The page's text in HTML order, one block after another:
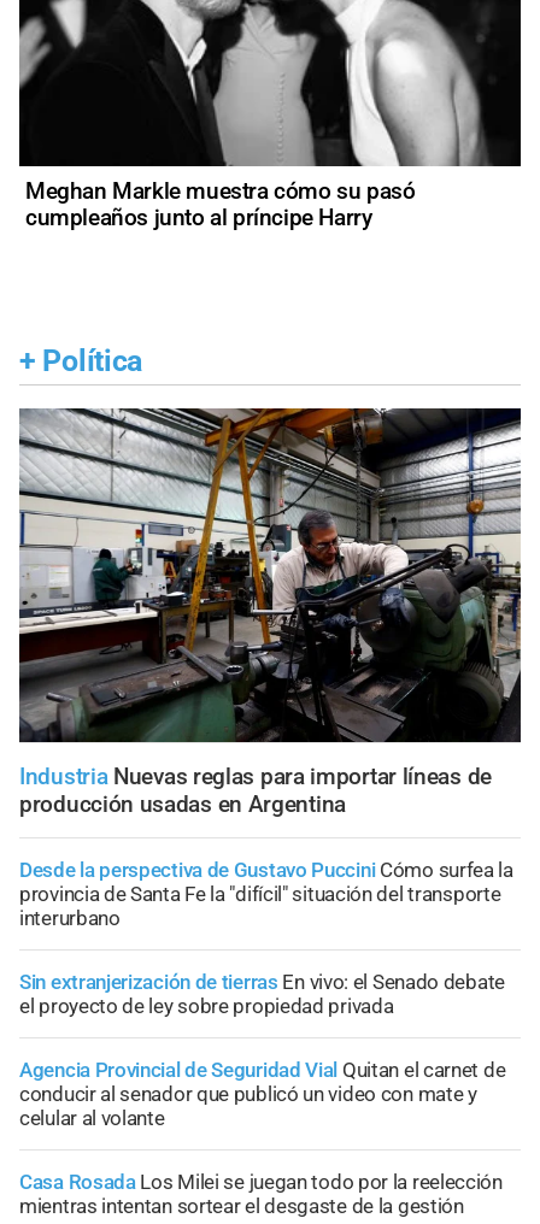
Meghan Markle muestra cómo su pasó
cumpleaños junto al príncipe Harry
+ Política
Industria Nuevas reglas para importar líneas de
producción usadas en Argentina
Desde la perspectiva de Gustavo Puccini Cómo surfea la
provincia de Santa Fe la "difícil" situación del transporte
interurbano
Sin extranjerización de tierras En vivo: el Senado debate
el proyecto de ley sobre propiedad privada
Agencia Provincial de Seguridad Vial Quitan el carnet de
conducir al senador que publicó un video con mate y
celular al volante
Casa Rosada Los Milei se juegan todo por la reelección
mientras intentan sortear el desgaste de la gestión